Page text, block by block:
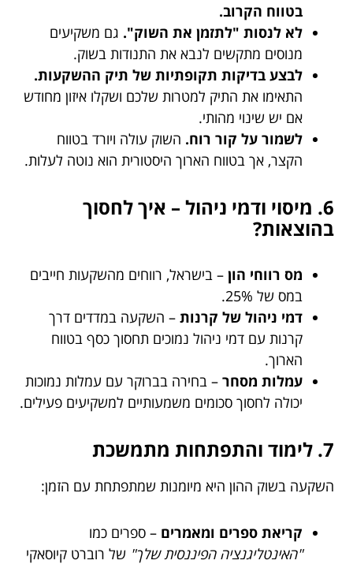
בטווח הקרוב.
לא לנסות "לתזמן את השוק". גם משקיעים
מנוסים מתקשים לנבא את התנודות בשוק.
לבצע בדיקות תקופתיות של תיק ההשקעות.
התאימו את התיק למטרות שלכם ושקלו איזון מחודש
אם יש שינוי מהותי.
לשמור על קור רוח. השוק עולה ויורד בטווח
הקצר, אך בטווח הארוך היסטורית הוא נוטה לעלות.
6. מיסוי ודמי ניהול – איך לחסוך
בהוצאות?
מס רווחי הון – בישראל, רווחים מהשקעות חייבים
במס של 25%.
דמי ניהול של קרנות – השקעה במדדים דרך
קרנות עם דמי ניהול נמוכים תחסוך כסף בטווח
הארוך.
עמלות מסחר – בחירה בברוקר עם עמלות נמוכות
יכולה לחסוך סכומים משמעותיים למשקיעים פעילים.
7. לימוד והתפתחות מתמשכת
השקעה בשוק ההון היא מיומנות שמתפתחת עם הזמן:
קריאת ספרים ומאמרים – ספרים כמו
"האינטליגנציה הפיננסית שלך" של רוברט קיוסאקי